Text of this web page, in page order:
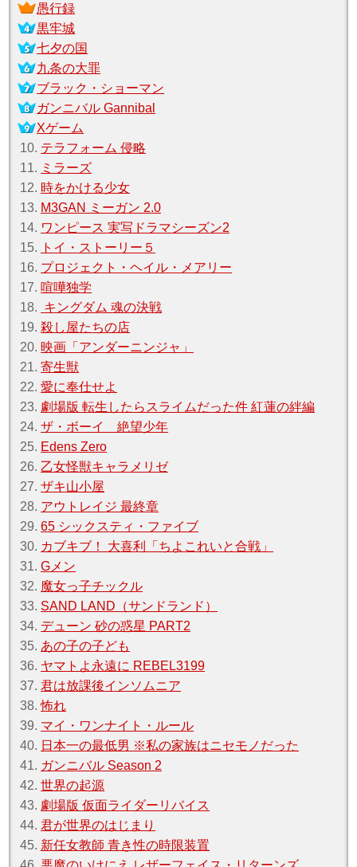
愚行録
黒牢城
七夕の国
九条の大罪
ブラック・ショーマン
ガンニバル Gannibal
Xゲーム
10. テラフォーム 侵略
11. ミラーズ
12. 時をかける少女
13. M3GAN ミーガン 2.0
14. ワンピース 実写ドラマシーズン2
15.
トイ・ストーリー５
16. プロジェクト・ヘイル・メアリー
17. 喧嘩独学
18. キングダム 魂の決戦
19.殺し屋たちの店
20. 映画「アンダーニンジャ」
21.寄生獣
22.愛に奉仕せよ
23. 劇場版 転生したらスライムだった件 紅蓮の絆編
24.ザ・ボーイ 絶望少年
25. Edens Zero
26. 乙女怪獣キャラメリゼ
27.ザキ山小屋
28. アウトレイジ 最終章
29.65 シックスティ・ファイブ
30. カブキブ！ 大喜利「ちよこれいと合戦」
31.Gメン
32. 魔女っ子チックル
33. SAND LAND（サンドランド）
34. デューン 砂の惑星 PART2
35. あの子の子ども
36. ヤマトよ永遠に REBEL3199
37.君は放課後インソムニア
38.怖れ
39. マイ・ワンナイト・ルール
40. 日本一の最低男 ※私の家族はニセモノだった
41. ガンニバル Season 2
42.世界の起源
43. 劇場版 仮面ライダーリバイス
44.君が世界のはじまり
45. 新任女教師 青き性の時限装置